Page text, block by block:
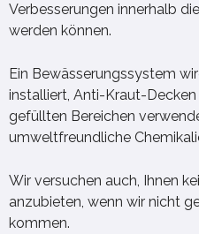
Verbesserungen innerhalb
werden können.
Ein Bewässerungssystem
installiert, Anti-Kraut-
gefüllten Bereichen
umweltfreundliche
Wir versuchen auch, Ihnen
anzubieten, wenn wir nicht
kommen.